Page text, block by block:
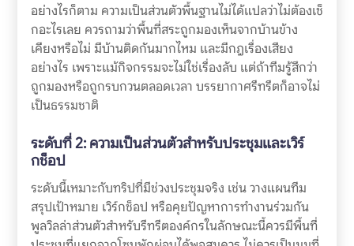
อย่างไรก็ตาม ความเป็นส่วนตัวพื้นฐานไม่ได้แปลว่าไม่ต้องเช็
กอะไรเลย ควรถามว่าพื้นที่สระถูกมองเห็นจากบ้านข้าง
เคียงหรือไม่ มีบ้านติดกันมากไหม และมีกฎเรื่องเสียง
อย่างไร เพราะแม้กิจกรรมจะไม่ใช่เรื่องลับ แต่ถ้าทีมรู้สึกว่า
ถูกมองหรือถูกรบกวนตลอดเวลา บรรยากาศรีทรีตก็อาจไม่
เป็นธรรมชาติ
ระดับที่ 2: ความเป็นส่วนตัวสำหรับประชุมและเวิร์
กช็อป
ระดับนี้เหมาะกับทริปที่มีช่วงประชุมจริง เช่น วางแผนทีม
สรุปเป้าหมาย เวิร์กช็อป หรือคุยปัญหาการทำงานร่วมกัน
พูลวิลล่าส่วนตัวสำหรับรีทรีตองค์กรในลักษณะนี้ควรมีพื้นที่